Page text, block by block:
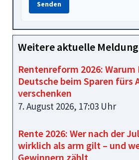
Senden
Weitere aktuelle
Rentenreform 2026:
Deutsche beim Sparen fürs
verschenken
7. August 2026, 17:03 Uhr
Rente 2026: Wer nach der
wirklich als arm gilt – und
Gewinnern zählt